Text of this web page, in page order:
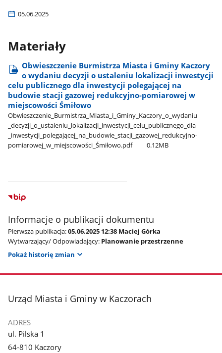
05.06.2025
Materiały
Obwieszczenie Burmistrza Miasta i Gminy Kaczory
o wydaniu decyzji o ustaleniu lokalizacji inwestycji
celu publicznego dla inwestycji polegającej na
budowie stacji gazowej redukcyjno-pomiarowej w
miejscowości Śmiłowo
Obwieszczenie​_Burmistrza​_Miasta​_i​_Gminy​_Kaczory​_o​_wydaniu​
_decyzji​_o​_ustaleniu​_lokalizacji​_inwestycji​_celu​_publicznego​_dla​
_inwestycji​_polegającej​_na​_budowie​_stacji​_gazowej​_redukcyjno-
pomiarowej​_w​_miejscowości​_Śmiłowo.pdf
0.12MB
Informacje o publikacji dokumentu
Pierwsza publikacja:05.06.2025 12:38 Maciej Górka
Wytwarzający/ Odpowiadający: Planowanie przestrzenne
Pokaż historię zmian
stopka
Urząd Miasta i Gminy w Kaczorach
ADRES
ul. Pilska 1
64-810 Kaczory